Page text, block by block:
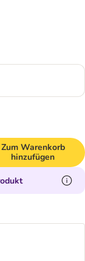
Zum Warenkorb
hinzufügen